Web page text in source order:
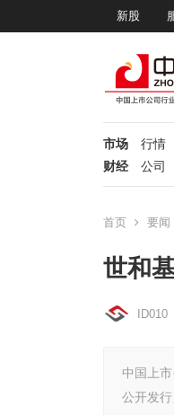
新股
市场 行情
财经
公司
首页 要闻
世和
ID010
中国上
公开发